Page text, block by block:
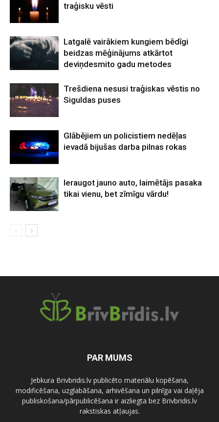
traģisku vēsti
Latgalē vairākiem kungiem bēdīgi
beidzas mēģinājums atkārtot
deviņdesmito gadu metodes
Trešdiena nesusi traģiskas vēstis no
Siguldas puses
Glābējiem un policistiem nedēļas
ievadā bijušas darba pilnas rokas
Ieraugot jauno auto, laimētājs pasaka
tikai vienu, bet zīmīgu vārdu!
PAR MUMS
Jebkura Brivbridis.lv publicēto materiālu kopēšana,
modificēšana, uzglabāšana, arhivēšana un pilnīga vai daļēja
publiskošana/pārpublicēšana ir aizliegta bez Brivbridis.lv
rakstiskas atļaujas.